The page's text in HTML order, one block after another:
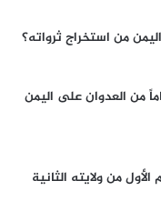
من استخراج ثرواته؟
من ولايته الثانية